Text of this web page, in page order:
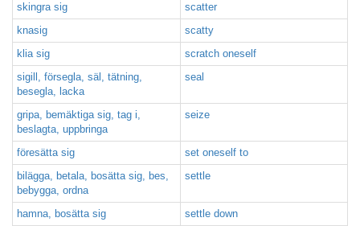
skingra sig
scatter
knasig
scatty
klia sig
scratch oneself
sigill, försegla, säl, tätning,
besegla, lacka
seal
gripa, bemäktiga sig, tag i,
beslagta, uppbringa
seize
föresätta sig
set oneself to
bilägga, betala, bosätta sig, bes,
bebygga, ordna
settle
hamna, bosätta sig
settle down